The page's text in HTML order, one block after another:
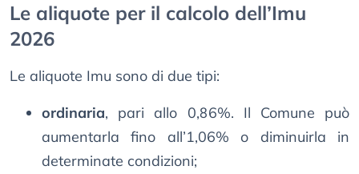
Le aliquote per il calcolo dell’Imu
2026
Le aliquote Imu sono di due tipi:
ordinaria, pari allo 0,86%. Il Comune può
aumentarla fino all’1,06% o diminuirla in
determinate condizioni;